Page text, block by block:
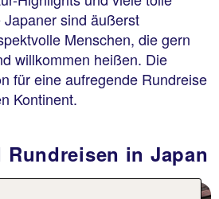
sind äußerst
Menschen, die gern
willkommen heißen. Die
für eine aufregende Rundreise
Kontinent.
Rundreisen in Japan
TUI Rundreise
Rundreise Japan Golden
Route
p.P. ab 1483 €